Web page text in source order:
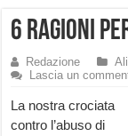
6 ragioni
Redazione
Lascia un
La nostra crociata
contro l’abuso di